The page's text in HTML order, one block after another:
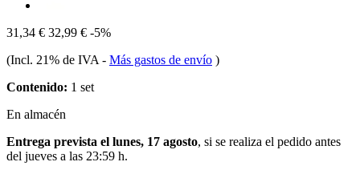
31,34 € 32,99 € -5%
(Incl. 21% de IVA - Más gastos de envío )
Contenido: 1 set
En almacén
Entrega prevista el lunes, 17 agosto, si se realiza el pedido antes
del jueves a las 23:59 h.